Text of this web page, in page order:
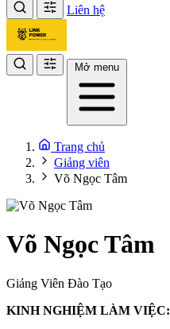
Liên hệ
Mở menu
Trang chủ
Giảng viên
Võ Ngọc Tâm
Võ Ngọc Tâm
Giảng Viên Đào Tạo
KINH NGHIỆM LÀM VIỆC: